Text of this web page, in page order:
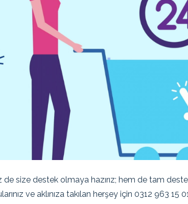
size destek olmaya hazırız; hem de tam
ve aklınıza takılan herşey için 0312 963